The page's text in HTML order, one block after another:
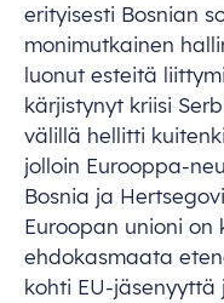
erityisesti Bosnian
monimutkainen
luonut esteitä
kärjistynyt kriisi
välillä hellitti
jolloin Eurooppa-
Bosnia ja
Euroopan unioni
ehdokasmaata
kohti EU-